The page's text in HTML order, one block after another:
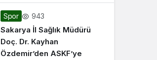
Spor 943
Sakarya İl Sağlık Müdürü
Doç. Dr. Kayhan
Özdemir’den ASKF’ye